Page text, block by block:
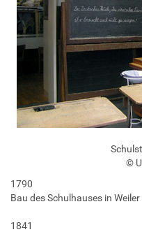
©
1790
Bau des Schulhauses in Weiler
1841